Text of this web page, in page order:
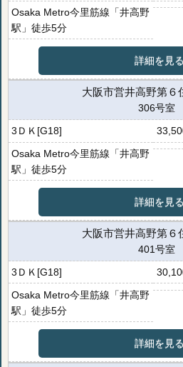
Osaka Metro今里筋線「井高野
駅」徒歩5分
詳細を見る
大阪市営井高野第６
306号室
3ＤＫ[G18]
Osaka Metro今里筋線「井高野
駅」徒歩5分
詳細を見る
大阪市営井高野第６
401号室
3ＤＫ[G18]
Osaka Metro今里筋線「井高野
駅」徒歩5分
詳細を見る